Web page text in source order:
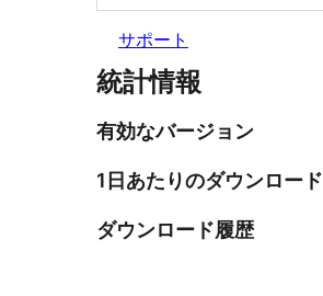
サポート
統計情報
有効なバージョン
1日あたりのダウンロード
ダウンロード履歴